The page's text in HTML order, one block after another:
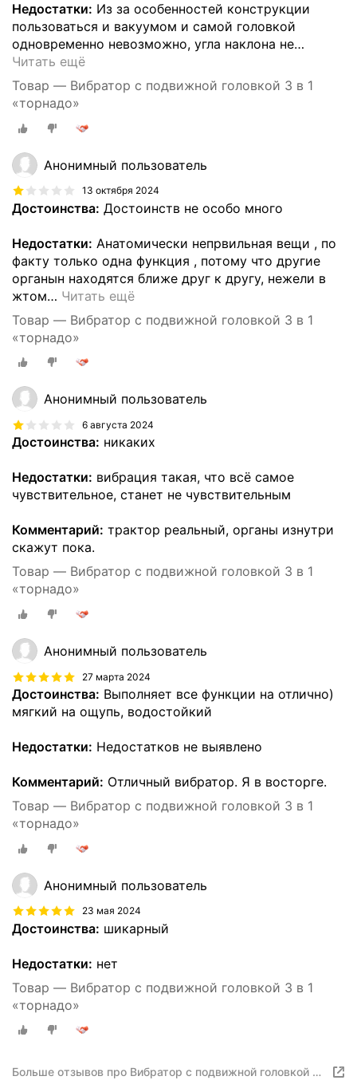
Недостатки: Из за особенностей конструкции
пользоваться и вакуумом и самой головкой
одновременно невозможно, угла наклона не…
Читать ещё
Товар — Вибратор с подвижной головкой 3 в 1
«торнадо»
Анонимный пользователь
13 октября 2024
Достоинства: Достоинств не особо много
Недостатки: Анатомически непрвильная вещи , по
факту только одна функция , потому что другие
органын находятся ближе друг к другу, нежели в
жтом… Читать ещё
Товар — Вибратор с подвижной головкой 3 в 1
«торнадо»
Анонимный пользователь
6 августа 2024
Достоинства: никаких
Недостатки: вибрация такая, что всё самое
чувствительное, станет не чувствительным
Комментарий: трактор реальный, органы изнутри
скажут пока.
Товар — Вибратор с подвижной головкой 3 в 1
«торнадо»
Анонимный пользователь
27 марта 2024
Достоинства: Выполняет все функции на отлично)
мягкий на ощупь, водостойкий
Недостатки: Недостатков не выявлено
Комментарий: Отличный вибратор. Я в восторге.
Товар — Вибратор с подвижной головкой 3 в 1
«торнадо»
Анонимный пользователь
23 мая 2024
Достоинства: шикарный
Недостатки: нет
Товар — Вибратор с подвижной головкой 3 в 1
«торнадо»
Больше отзывов про Вибратор с подвижной головкой 3